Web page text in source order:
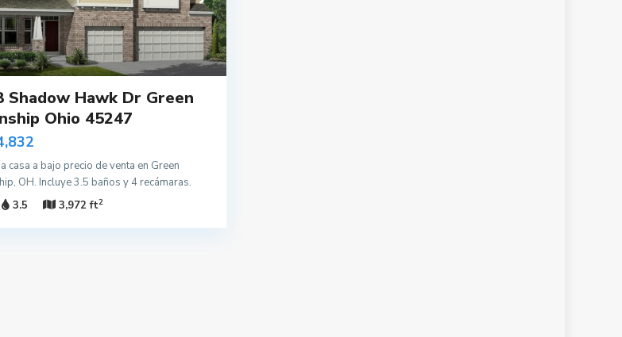
Shadow Hawk Dr Green
Ohio 45247
casa a bajo precio de venta en Green
OH. Incluye 3.5 baños y 4 recámaras.
3.5 3,972 ft2